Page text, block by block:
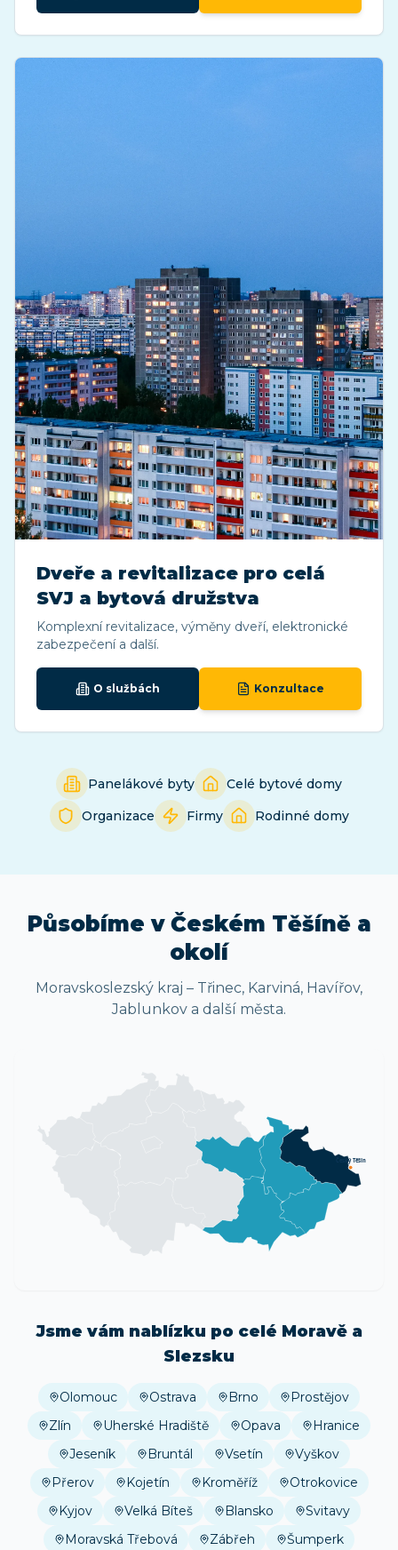
Dveře a revitalizace pro celá
SVJ a bytová družstva
Komplexní revitalizace, výměny dveří, elektronické
zabezpečení a další.
O službách Konzultace
Panelákové byty
Celé bytové domy
Organizace
Firmy Rodinné domy
Působímev Českém Těšíněa
okolí
Moravskoslezský kraj – Třinec, Karviná, Havířov,
Jablunkov a další města.
Český Těšín
Jsme vám nablízku po celé Moravě a
Slezsku
Olomouc Ostrava Brno
Prostějov
Zlín
Uherské Hradiště Opava
Hranice
Jeseník
Bruntál Vsetín
Vyškov
Přerov
Kojetín Kroměříž
Otrokovice
Kyjov
Velká Bíteš Blansko
Svitavy
Moravská Třebová
Zábřeh Šumperk